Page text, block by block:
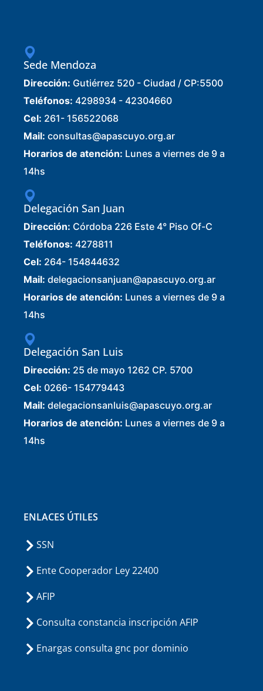
Sede Mendoza
Dirección: Gutiérrez 520 - Ciudad / CP:5500
Teléfonos: 4298934 - 42304660
Cel: 261- 156522068
Mail: consultas@apascuyo.org.ar
Horarios de atención: Lunes a viernes de 9 a
14hs
Delegación San Juan
Dirección: Córdoba 226 Este 4° Piso Of-C
Teléfonos: 4278811
Cel: 264- 154844632
Mail: delegacionsanjuan@apascuyo.org.ar
Horarios de atención: Lunes a viernes de 9 a
14hs
Delegación San Luis
Dirección: 25 de mayo 1262 CP. 5700
Cel: 0266- 154779443
Mail: delegacionsanluis@apascuyo.org.ar
Horarios de atención: Lunes a viernes de 9 a
14hs
ENLACES ÚTILES
SSN
Ente Cooperador Ley 22400
AFIP
Consulta constancia inscripción AFIP
Enargas consulta gnc por dominio